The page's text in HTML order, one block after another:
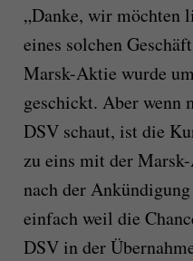
„Danke, wir möchten
eines solchen
Marsk-Aktie wurde
geschickt. Aber wenn
DSV schaut, ist die
zu eins mit der
nach der
einfach weil die
DSV in der